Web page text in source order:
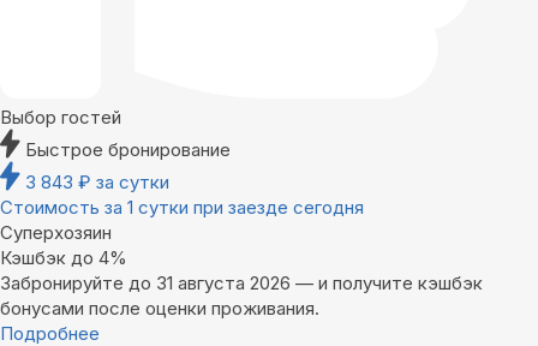
Выбор гостей
Быстрое бронирование
3 843 ₽ за сутки
Стоимость за 1 сутки при заезде сегодня
Суперхозяин
Кэшбэк до 4%
Забронируйте до 31 августа 2026 — и получите кэшбэк
бонусами после оценки проживания.
Подробнее